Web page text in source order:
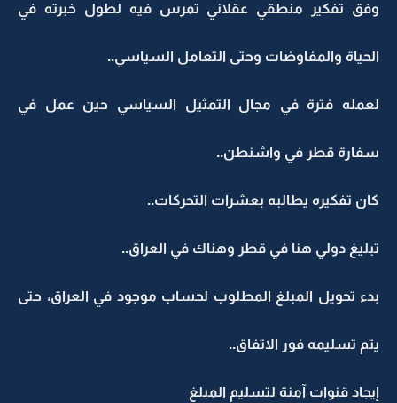
وفق تفكير منطقي عقلاني تمرس فيه لطول خبرته في
الحياة والمفاوضات وحتى التعامل السياسي..
لعمله فترة في مجال التمثيل السياسي حين عمل في
سفارة قطر في واشنطن..
كان تفكيره يطالبه بعشرات التحركات..
تبليغ دولي هنا في قطر وهناك في العراق..
بدء تحويل المبلغ المطلوب لحساب موجود في العراق، حتى
يتم تسليمه فور الاتفاق..
إيجاد قنوات آمنة لتسليم المبلغ